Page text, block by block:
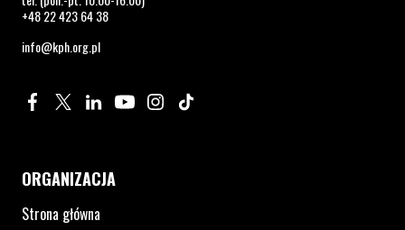
+48 22 423 64 38
info@kph.org.pl
Profil na Facebook. Strona otwiera się w nowym oknie.
Profil na Twitter. Strona otwiera się w nowym oknie.
Profil na LinkedIn. Strona otwiera się w nowym oknie.
Profil na YouTube. Strona otwiera się w nowym
Profil na Instagram. Strona otwiera się
ORGANIZACJA
Strona główna